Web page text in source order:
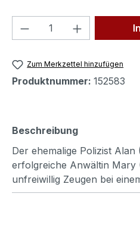
Produkt Anzahl:
Zum Merkzettel hinzufügen
Produktnummer: 152583
Beschreibung
Der ehemalige Polizist Alan
erfolgreiche Anwältin Mary
unfreiwillig Zeugen bei